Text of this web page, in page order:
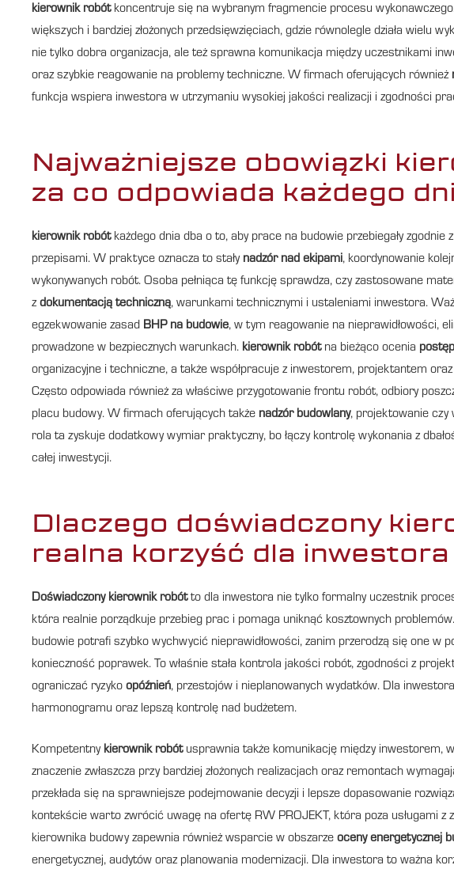
kierownik robótkoncentruje się na wybranym fragmencie procesu
większych i bardziej złożonych przedsięwzięciach, gdzie równolegle działa wielu
nie tylko dobra organizacja, ale też sprawna komunikacja między uczestnikami
oraz szybkie reagowanie na problemy techniczne. W firmach oferujących również
funkcja wspiera inwestora w utrzymaniu wysokiej jakości realizacji i zgodności
Najważniejsze obowiązki
za co odpowiada każdego
kierownik robótkażdego dnia dba o to, aby prace na budowie przebiegały
przepisami. W praktyce oznacza to stały nadzór nad ekipami, koordynowanie
wykonywanych robót. Osoba pełniąca tę funkcję sprawdza, czy zastosowane
z dokumentacją techniczną, warunkami technicznymi i ustaleniami inwestora.
egzekwowanie zasad BHP na budowie, w tym reagowanie na nieprawidłowości,
prowadzone w bezpiecznych warunkach. kierownik robótna bieżąco ocenia
organizacyjne i techniczne, a także współpracuje z inwestorem, projektantem
Często odpowiada również za właściwe przygotowanie frontu robót, odbiory
placu budowy. W firmach oferujących także nadzór budowlany, projektowanie czy
rola ta zyskuje dodatkowy wymiar praktyczny, bo łączy kontrolę wykonania z
całej inwestycji.
Dlaczego doświadczony
realna korzyść dla inwestora
Doświadczony kierownik robótto dla inwestora nie tylko formalny uczestnik
która realnie porządkuje przebieg prac i pomaga uniknąć kosztownych
budowie potrafi szybko wychwycić nieprawidłowości, zanim przerodzą się one w
konieczność poprawek. To właśnie stała kontrola jakości robót, zgodności z
ograniczać ryzyko opóźnień, przestojów i nieplanowanych wydatków. Dla
harmonogramu oraz lepszą kontrolę nad budżetem.
Kompetentny kierownik robótusprawnia także komunikację między inwestorem,
znaczenie zwłaszcza przy bardziej złożonych realizacjach oraz remontach
przekłada się na sprawniejsze podejmowanie decyzji i lepsze dopasowanie
kontekście warto zwrócić uwagę na ofertę RW PROJEKT, która poza usługami z
kierownika budowy zapewnia również wsparcie w obszarze oceny energetycznej
energetycznej, audytów oraz planowania modernizacji. Dla inwestora to ważna